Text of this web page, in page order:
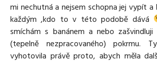
Afirmace –
mi nechutná a nejsem schopna jej vypít a
každým ,kdo to v této podobě dává
smíchám s banánem a nebo
(tepelně nezpracovaného) pokrmu.
vyhotovila právě proto, abych měla